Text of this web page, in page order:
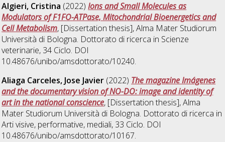
Algieri, Cristina (2022)Ions and Small Molecules as
Modulators of F1FO-ATPase, Mitochondrial Bioenergetics and
Cell Metabolism, [Dissertation thesis], Alma Mater Studiorum
Università di Bologna. Dottorato di ricerca in Scienze
veterinarie, 34 Ciclo. DOI
10.48676/unibo/amsdottorato/10240.
Aliaga Carceles, Jose Javier (2022) The magazine Imágenes
and the documentary vision of NO-DO: image and identity of
art in the national conscience, [Dissertation thesis], Alma
Mater Studiorum Università di Bologna. Dottorato di ricerca in
Arti visive, performative, mediali, 33 Ciclo. DOI
10.48676/unibo/amsdottorato/10167.